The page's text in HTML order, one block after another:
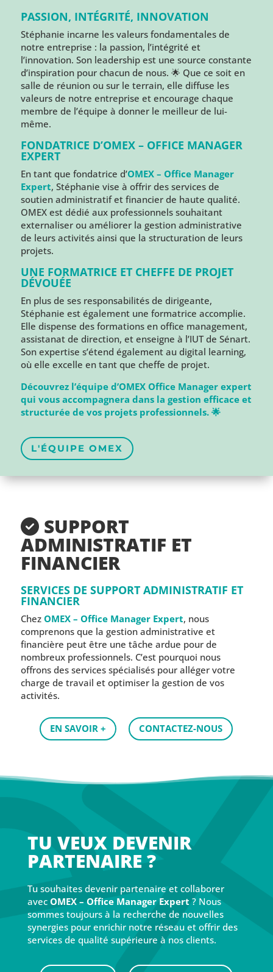
PASSION, INTÉGRITÉ, INNOVATION
Stéphanie incarne les valeurs fondamentales de
notre entreprise : la passion, l’intégrité et
l’innovation. Son leadership est une source constante
d’inspiration pour chacun de nous. 🌟 Que ce soit en
salle de réunion ou sur le terrain, elle diffuse les
valeurs de notre entreprise et encourage chaque
membre de l’équipe à donner le meilleur de lui-
même.
FONDATRICE D’OMEX – OFFICE MANAGER
EXPERT
En tant que fondatrice d’OMEX – Office Manager
Expert, Stéphanie vise à offrir des services de
soutien administratif et financier de haute qualité.
OMEX est dédié aux professionnels souhaitant
externaliser ou améliorer la gestion administrative
de leurs activités ainsi que la structuration de leurs
projets.
UNE FORMATRICE ET CHEFFE DE PROJET
DÉVOUÉE
En plus de ses responsabilités de dirigeante,
Stéphanie est également une formatrice accomplie.
Elle dispense des formations en office management,
assistanat de direction, et enseigne à l’IUT de Sénart.
Son expertise s’étend également au digital learning,
où elle excelle en tant que cheffe de projet.
Découvrez l’équipe d’OMEX Office Manager expert
qui vous accompagnera dans la gestion efficace et
structurée de vos projets professionnels. 🌟
L'ÉQUIPE OMEX
SUPPORT
ADMINISTRATIF ET
FINANCIER
SERVICES DE SUPPORT ADMINISTRATIF ET
FINANCIER
Chez OMEX – Office Manager Expert, nous
comprenons que la gestion administrative et
financière peut être une tâche ardue pour de
nombreux professionnels. C’est pourquoi nous
offrons des services spécialisés pour alléger votre
charge de travail et optimiser la gestion de vos
activités.
EN SAVOIR + CONTACTEZ-NOUS
TU VEUX DEVENIR
PARTENAIRE ?
Tu souhaites devenir partenaire et collaborer
avec OMEX – Office Manager Expert ? Nous
sommes toujours à la recherche de nouvelles
synergies pour enrichir notre réseau et offrir des
services de qualité supérieure à nos clients.